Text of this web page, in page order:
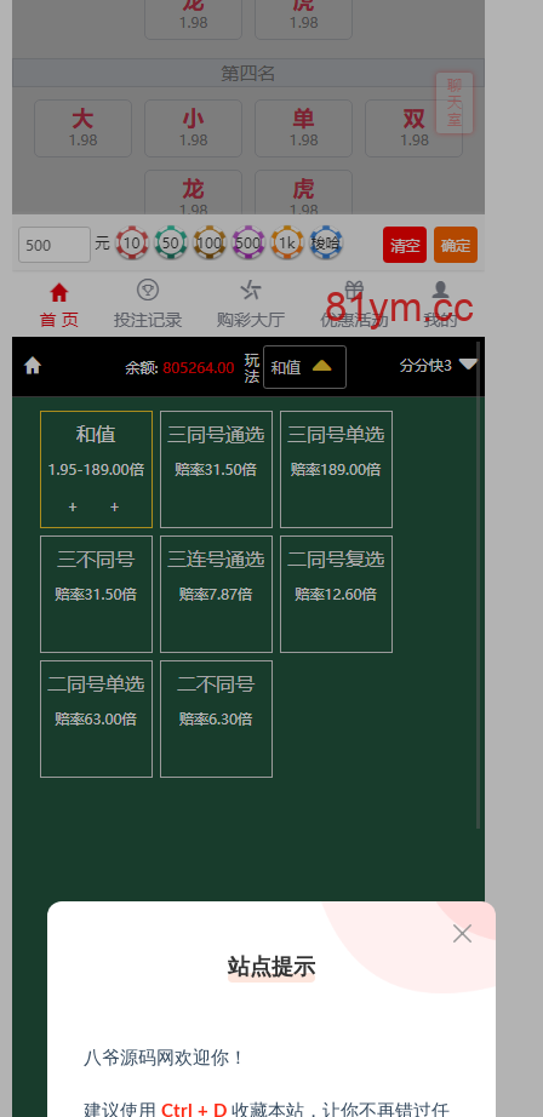
站点提示
八爷源码网欢迎你！
建议使用 Ctrl + D 收藏本站，让你不再错过任